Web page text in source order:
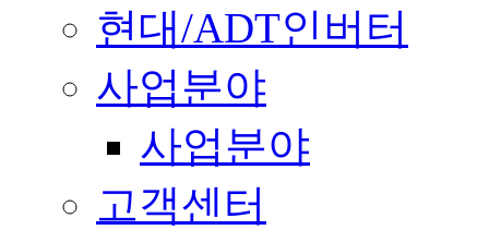
현대/ADT인버터
사업분야
사업분야
고객센터